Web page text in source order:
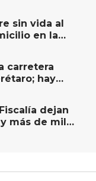
sin vida al
en la
San Juan del
carretera
hay
dejan
más de mil
Querétaro